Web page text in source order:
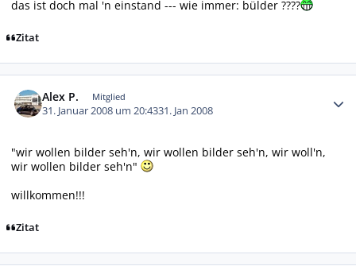
das ist doch mal 'n einstand --- wie immer: bülder ????
Zitat
Alex P. Mitglied
31. Januar 2008 um 20:4331. Jan 2008
"wir wollen bilder seh'n, wir wollen bilder seh'n, wir woll'n,
wir wollen bilder seh'n"
willkommen!!!
Zitat